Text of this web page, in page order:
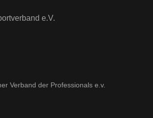
e.V.
Verband der Professionals e.v.